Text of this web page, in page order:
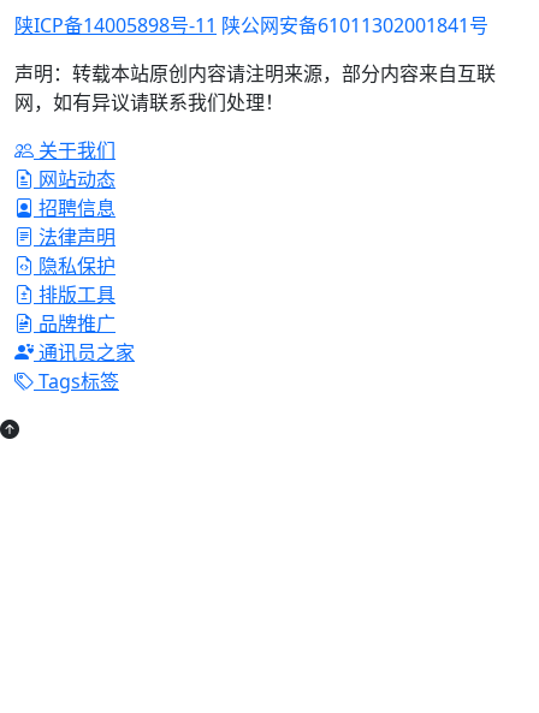
陕ICP备14005898号-11 陕公网安备61011302001841号
声明：转载本站原创内容请注明来源，部分内容来自互联
网，如有异议请联系我们处理！
关于我们
网站动态
招聘信息
法律声明
隐私保护
排版工具
品牌推广
通讯员之家
Tags标签